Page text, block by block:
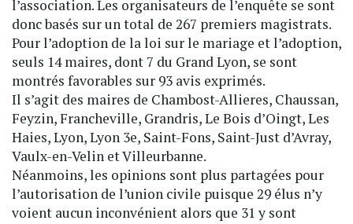
l’association. Les organisateurs de l’enquête se sont
donc basés sur un total de 267 premiers magistrats.
Pour l’adoption de la loi sur le mariage et l’adoption,
seuls 14 maires, dont 7 du Grand Lyon, se sont
montrés favorables sur 93 avis exprimés.
Il s’agit des maires de Chambost-Allieres, Chaussan,
Feyzin, Francheville, Grandris, Le Bois d’Oingt, Les
Haies, Lyon, Lyon 3e, Saint-Fons, Saint-Just d’Avray,
Vaulx-en-Velin et Villeurbanne.
Néanmoins, les opinions sont plus partagées pour
l’autorisation de l’union civile puisque 29 élus n’y
voient aucun inconvénient alors que 31 y sont